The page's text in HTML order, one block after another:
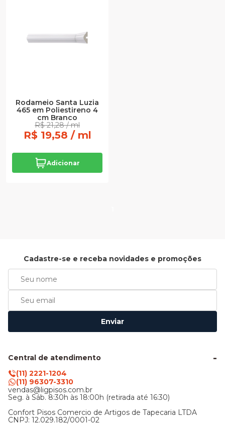
Rodameio Santa Luzia
465 em Poliestireno 4
cm Branco
R$ 21,28 / ml
R$ 19,58 / ml
Adicionar
Cadastre-se e receba novidades e promoções
Enviar
Central de atendimento
(11) 2221-1204
(11) 96307-3310
vendas@ligpisos.com.br
Seg. à Sáb. 8:30h às 18:00h (retirada até 16:30)
Confort Pisos Comercio de Artigos de Tapecaria LTDA
CNPJ: 12.029.182/0001-02